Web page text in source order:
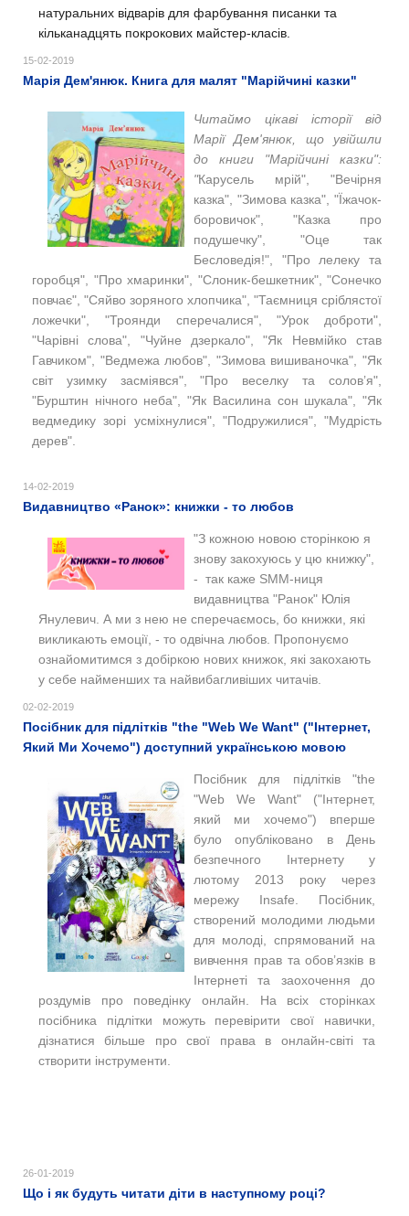
натуральних відварів для фарбування писанки та
кільканадцять покрокових майстер-класів.
15-02-2019
Марія Дем'янюк. Книга для малят "Марійчині казки"
Читаймо цікаві історії від
Марії Дем'янюк, що увійшли
до книги "Марійчині казки":
"Карусель мрій", "Вечірня
казка", "Зимова казка", "Їжачок-
боровичок", "Казка про
подушечку", "Оце так
Бесловедія!", "Про лелеку та
горобця", "Про хмаринки", "Слоник-бешкетник", "Сонечко
повчає", "Сяйво зоряного хлопчика", "Таємниця сріблястої
ложечки", "Троянди сперечалися", "Урок доброти",
"Чарівні слова", "Чуйне дзеркало", "Як Невмійко став
Гавчиком", "Ведмежа любов", "Зимова вишиваночка", "Як
світ узимку засміявся", "Про веселку та солов’я",
"Бурштин нічного неба", "Як Василина сон шукала", "Як
ведмедику зорі усміхнулися", "Подружилися", "Мудрість
дерев".
14-02-2019
Видавництво «Ранок»: книжки - то любов
"З кожною новою сторінкою я
знову закохуюсь у цю книжку",
- так каже SMM-ниця
видавництва "Ранок" Юлія
Янулевич. А ми з нею не сперечаємось, бо книжки, які
викликають емоції, - то одвічна любов. Пропонуємо
ознайомитимся з добіркою нових книжок, які закохають
у себе найменших та найвибагливіших читачів.
02-02-2019
Посібник для підлітків "the "Web We Want" ("Інтернет,
Який Ми Хочемо") доступний українською мовою
Посібник для підлітків "the
"Web We Want" ("Інтернет,
який ми хочемо") вперше
було опубліковано в День
безпечного Інтернету у
лютому 2013 року через
мережу Insafe. Посібник,
створений молодими людьми
для молоді, спрямований на
вивчення прав та обов’язків в
Інтернеті та заохочення до
роздумів про поведінку онлайн. На всіх сторінках
посібника підлітки можуть перевірити свої навички,
дізнатися більше про свої права в онлайн-світі та
створити інструменти.
26-01-2019
Що і як будуть читати діти в наступному році?